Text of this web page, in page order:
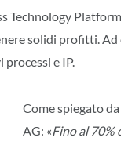
Technology
solidi profitti.
e IP.
Come spiegato da
AG: «Fino al 70%